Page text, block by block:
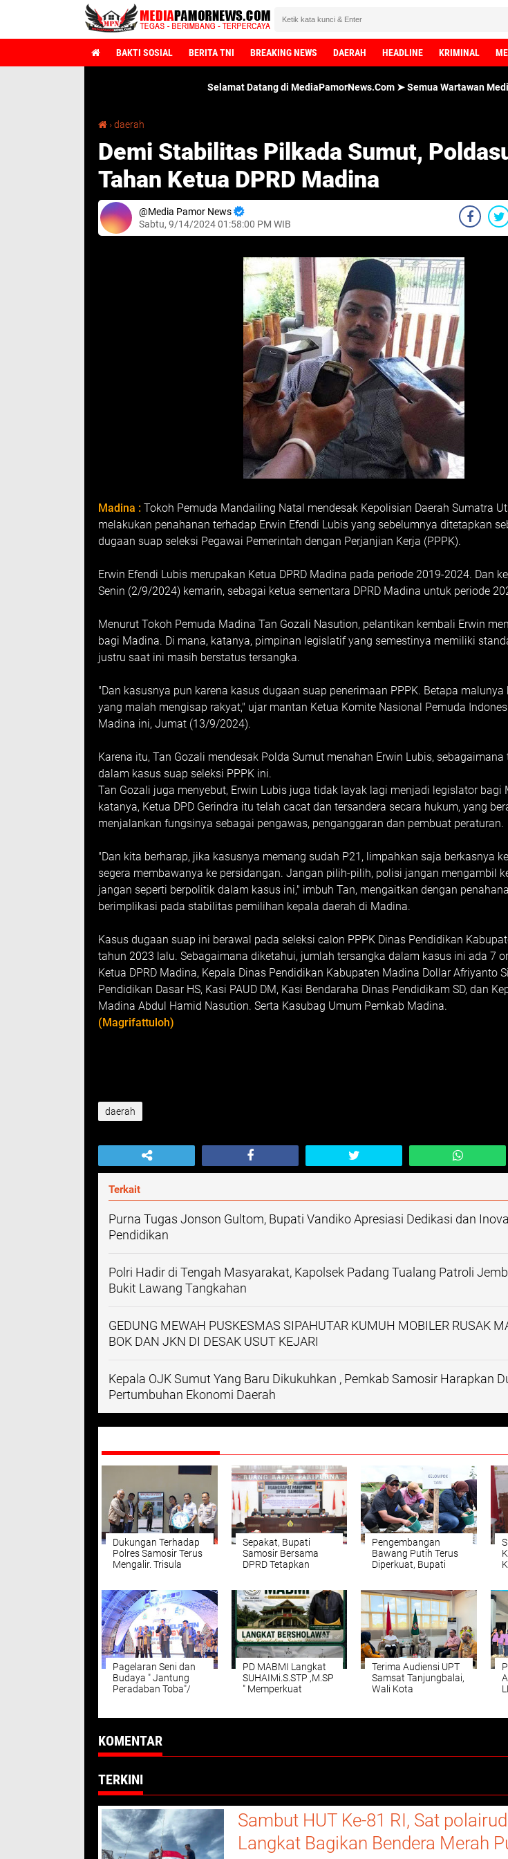
BAKTI SOSIAL BERITA TNI BREAKING NEWS DAERAH HEADLINE KRIMINAL
Selamat Datang di MediaPamorNews.Com ➤ Semua Wartawan
›daerah
Demi Stabilitas Pilkada Sumut,
Tahan Ketua DPRD Madina
Media Pamor News
Sabtu, 9/14/2024 01:58:00 PM WIB
Madina : Tokoh Pemuda Mandailing Natal mendesak Kepolisian Daerah Sumatra
melakukan penahanan terhadap Erwin Efendi Lubis yang sebelumnya ditetapkan
dugaan suap seleksi Pegawai Pemerintah dengan Perjanjian Kerja (PPPK).
Erwin Efendi Lubis merupakan Ketua DPRD Madina pada periode 2019-2024. Dan
Senin (2/9/2024) kemarin, sebagai ketua sementara DPRD Madina untuk periode
Menurut Tokoh Pemuda Madina Tan Gozali Nasution, pelantikan kembali Erwin
bagi Madina. Di mana, katanya, pimpinan legislatif yang semestinya memiliki
justru saat ini masih berstatus tersangka.
"Dan kasusnya pun karena kasus dugaan suap penerimaan PPPK. Betapa
yang malah mengisap rakyat," ujar mantan Ketua Komite Nasional Pemuda
Madina ini, Jumat (13/9/2024).
Karena itu, Tan Gozali mendesak Polda Sumut menahan Erwin Lubis,
dalam kasus suap seleksi PPPK ini.
Tan Gozali juga menyebut, Erwin Lubis juga tidak layak lagi menjadi legislator bagi
katanya, Ketua DPD Gerindra itu telah cacat dan tersandera secara hukum, yang
menjalankan fungsinya sebagai pengawas, penganggaran dan pembuat peraturan.
"Dan kita berharap, jika kasusnya memang sudah P21, limpahkan saja berkasnya
segera membawanya ke persidangan. Jangan pilih-pilih, polisi jangan mengambil
jangan seperti berpolitik dalam kasus ini," imbuh Tan, mengaitkan dengan
berimplikasi pada stabilitas pemilihan kepala daerah di Madina.
Kasus dugaan suap ini berawal pada seleksi calon PPPK Dinas Pendidikan
tahun 2023 lalu. Sebagaimana diketahui, jumlah tersangka dalam kasus ini ada 7
Ketua DPRD Madina, Kepala Dinas Pendidikan Kabupaten Madina Dollar Afriyanto
Pendidikan Dasar HS, Kasi PAUD DM, Kasi Bendaraha Dinas Pendidikam SD, dan
Madina Abdul Hamid Nasution. Serta Kasubag Umum Pemkab Madina.
(Magrifattuloh)
daerah
Terkait
Purna Tugas Jonson Gultom, Bupati Vandiko Apresiasi Dedikasi dan
Pendidikan
Polri Hadir di Tengah Masyarakat, Kapolsek Padang Tualang Patroli
Bukit Lawang Tangkahan
GEDUNG MEWAH PUSKESMAS SIPAHUTAR KUMUH MOBILER RUSAK
BOK DAN JKN DI DESAK USUT KEJARI
Kepala OJK Sumut Yang Baru Dikukuhkan , Pemkab Samosir Harapkan
Pertumbuhan Ekonomi Daerah
Dukungan Terhadap
Polres Samosir Terus
Mengalir. Trisula
dan Cermin Kepada
Kapolres Samosir.
Sepakat, Bupati
Samosir Bersama
DPRD Tetapkan
Pelaksanaan APBD
Tahun Anggaran
2025 dan Perda
tentang Pengelolaan
Sampah
Pengembangan
Bawang Putih Terus
Diperkuat, Bupati
Ton Benih Bawang
Putih
Pagelaran Seni dan
Budaya " Jantung
Peradaban Toba"/
Ribuan Pengunjung
di PRSU.
PD MABMI Langkat
SUHAIMi.S.STP ,M.SP
" Memperkuat
Terima Audiensi UPT
Samsat Tanjungbalai,
Wali Kota
KOMENTAR
TERKINI
Sambut HUT Ke-81 RI, Sat
Langkat Bagikan Bendera Merah